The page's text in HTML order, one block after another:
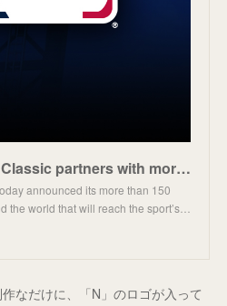
2026 World Baseball Classic partners with more than 150 brands from around the world
announced its more than 150
the world that will reach the sport’s…
なだけに、「N」のロゴが入って